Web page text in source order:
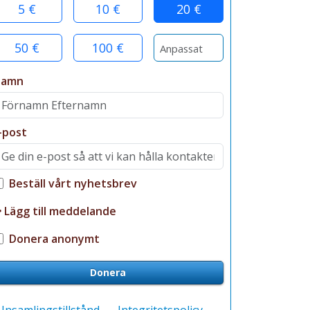
5 € 10 € 20 €
50 € 100 €
post
Beställ vårt nyhetsbrev
Lägg till meddelande
Donera anonymt
Donera